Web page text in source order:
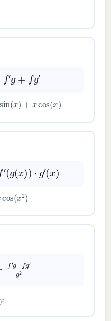
g+
sin x + x x)
′(g x )⋅g x)
cos x2
g−fg′